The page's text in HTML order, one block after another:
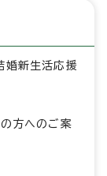
婚新生活応援
方へのご案